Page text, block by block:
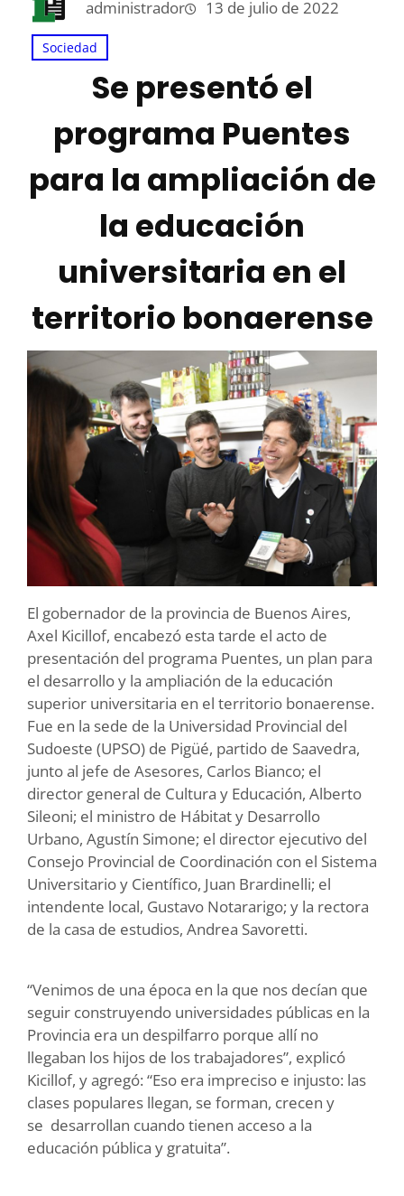
administrador 13 de julio de 2022
Sociedad
Se presentó el
programa Puentes
para la ampliación de
la educación
universitaria en el
territorio bonaerense
El gobernador de la provincia de Buenos Aires,
Axel Kicillof, encabezó esta tarde el acto de
presentación del programa Puentes, un plan para
el desarrollo y la ampliación de la educación
superior universitaria en el territorio bonaerense.
Fue en la sede de la Universidad Provincial del
Sudoeste (UPSO) de Pigüé, partido de Saavedra,
junto al jefe de Asesores, Carlos Bianco; el
director general de Cultura y Educación, Alberto
Sileoni; el ministro de Hábitat y Desarrollo
Urbano, Agustín Simone; el director ejecutivo del
Consejo Provincial de Coordinación con el Sistema
Universitario y Científico, Juan Brardinelli; el
intendente local, Gustavo Notararigo; y la rectora
de la casa de estudios, Andrea Savoretti.
“Venimos de una época en la que nos decían que
seguir construyendo universidades públicas en la
Provincia era un despilfarro porque allí no
llegaban los hijos de los trabajadores”, explicó
Kicillof, y agregó: “Eso era impreciso e injusto: las
clases populares llegan, se forman, crecen y
se desarrollan cuando tienen acceso a la
educación pública y gratuita”.